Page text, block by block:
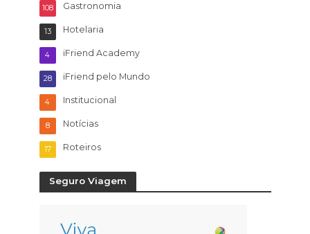
Gastronomia
108
Hotelaria
13
iFriend Academy
4
iFriend pelo Mundo
28
Institucional
4
Notícias
8
Roteiros
17
Seguro Viagem